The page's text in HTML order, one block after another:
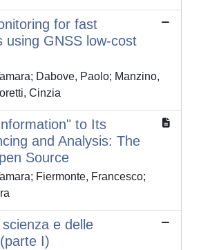
for fast
using GNSS low-cost
Dabove, Paolo; Manzino,
Cinzia
to Its
and Analysis: The
Source
Fiermonte, Francesco;
e delle
I)